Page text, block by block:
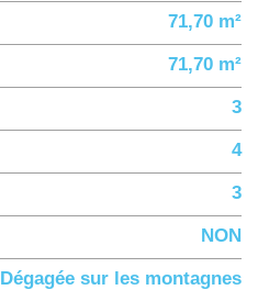
71,70 m²
71,70 m²
3
4
3
NON
Dégagée sur les montagnes